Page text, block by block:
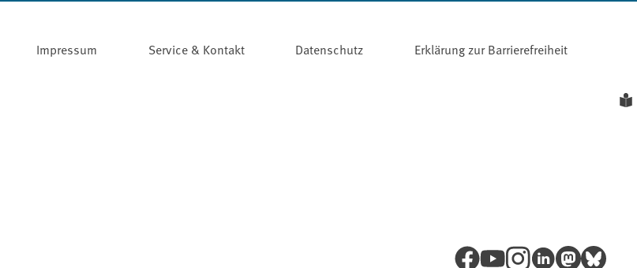
Impressum Service & Kontakt Datenschutz Erklärung zur Barrierefreiheit